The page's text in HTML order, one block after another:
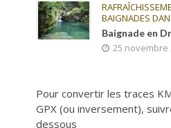
BAIGNADES
Baignade en
25 novembre
Pour convertir les traces
GPX (ou inversement),
dessous